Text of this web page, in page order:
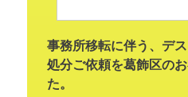
事務所移転に伴う、デ
処分ご依頼を葛飾区の
た。